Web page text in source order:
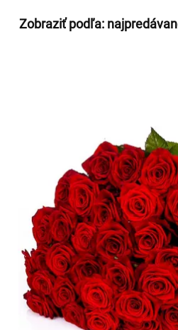
Zobraziť podľa: